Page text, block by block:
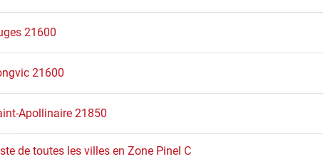
21600
21600
Apollinaire 21850
de toutes les villes en Zone Pinel C